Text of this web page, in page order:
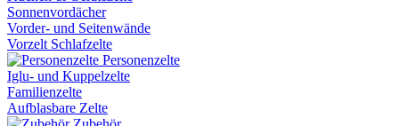
Sonnenvordächer
Vorder- und Seitenwände
Vorzelt Schlafzelte
Personenzelte
Iglu- und Kuppelzelte
Familienzelte
Aufblasbare Zelte